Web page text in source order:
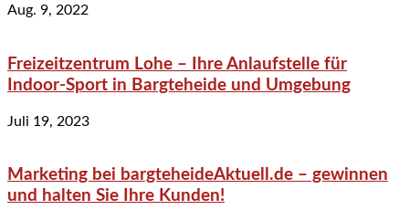
Aug. 9, 2022
Freizeitzentrum Lohe – Ihre Anlaufstelle für
Indoor-Sport in Bargteheide und Umgebung
Juli 19, 2023
Marketing bei bargteheideAktuell.de – gewinnen
und halten Sie Ihre Kunden!